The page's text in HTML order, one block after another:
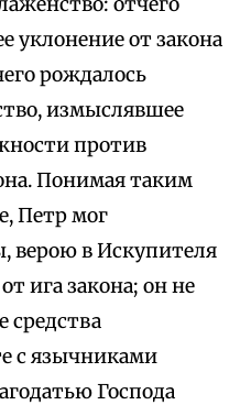
уклонение от закона
рождалось
измыслявшее
против
Понимая таким
Петр мог
верою в Искупителя
ига закона; он не
средства
с язычниками
Господа